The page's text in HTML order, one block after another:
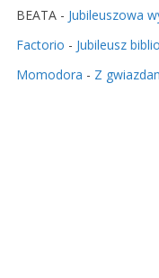
BEATA - Jubileuszowa
Factorio - Jubileusz
Momodora - Z